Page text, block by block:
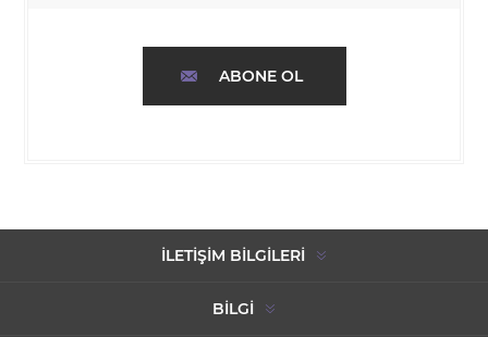
ABONE OL
İLETIŞIM BILGILERI
BILGI